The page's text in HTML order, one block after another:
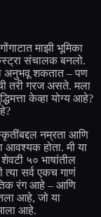
माझी भूमिका
संचालक बनलो.
अनुभवू शकतात – पण
तरी गरज असते. मला
केव्हा योग्य आहे?
नम्रता आणि
आवश्यक होता. मी या
५० भाषांतील
त्या सर्व एकच गाणं
रंग आहे – आणि
आहे, जो या
आला आहे.